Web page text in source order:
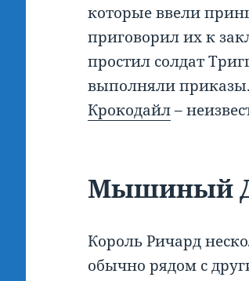
которые ввели
приговорил их к
простил солдат
выполняли
Крокодайл–
Мышиный
Король Ричард
обычно рядом с